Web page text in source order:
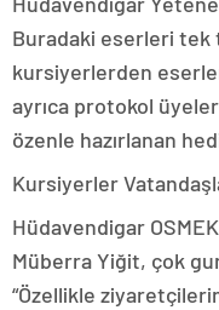
Buradaki eserleri tek
kursiyerlerden
ayrıca protokol
özenle hazırlanan
Kursiyerler
Hüdavendigar
Müberra Yiğit, çok
“Özellikle